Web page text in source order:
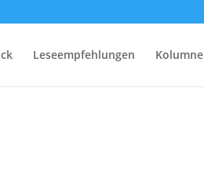
Leseempfehlungen Kolumne